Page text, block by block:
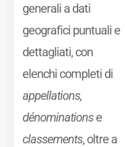
generali a dati
geografici puntuali e
dettagliati, con
elenchi completi di
appellations,
dénominationse
classements, oltre a